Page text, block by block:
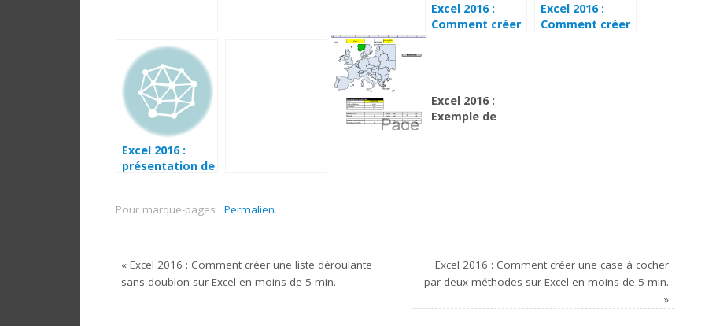
Excel 2016 :
Comment créer
Excel 2016 :
Comment créer
Excel 2016 :
présentation de
de 6 min.
Excel 2016 :
Exemple de
Pour marque-pages : Permalien.
« Excel 2016 : Comment créer une liste déroulante
sans doublon sur Excel en moins de 5 min.
Excel 2016 : Comment créer une case à cocher
par deux méthodes sur Excel en moins de 5 min.
»